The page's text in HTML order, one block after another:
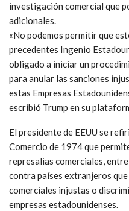
investigación comercial que
adicionales.
«No podemos permitir que
precedentes Ingenio
obligado a iniciar un
para anular las sanciones
estas Empresas
escribió Trump en su
El presidente de EEUU se
Comercio de 1974 que
represalias comerciales,
contra países extranjeros
comerciales injustas o
empresas estadounidenses.